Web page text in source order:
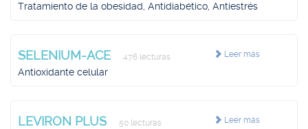
Tratamiento de la obesidad, Antidiabético, Antiestrés
Leer más
SELENIUM-ACE 476 lecturas
Antioxidante celular
Leer más
LEVIRON PLUS 50 lecturas